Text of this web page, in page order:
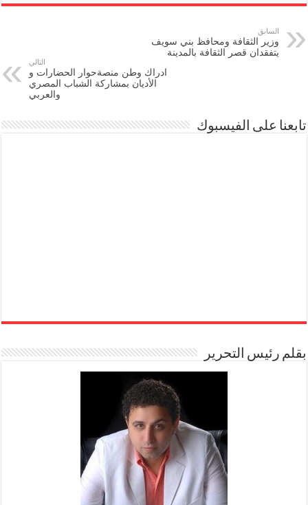
السابق
وزير الثقافة ومحافظ بني سويف
يتفقدان قصر الثقافة بالمدينة
التالي
ادراك وطن منصةحوار الحضارات و
الأديان بمشاركة الشباب المصري
والعربي
تابعنا على الفيسبوك
بقلم رئيس التحرير